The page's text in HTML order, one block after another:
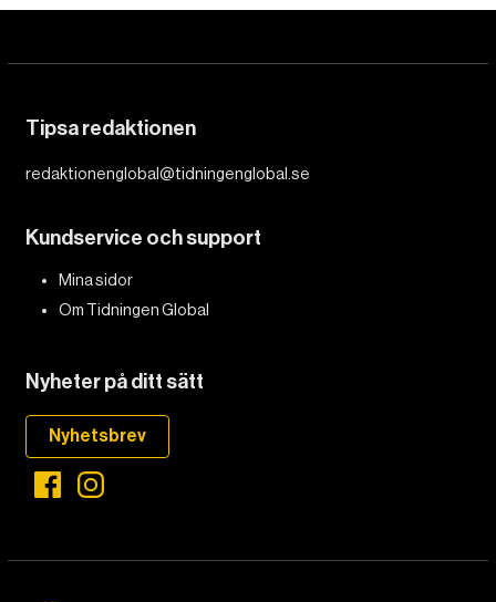
Tipsa redaktionen
redaktionenglobal@tidningenglobal.se
Kundservice och support
Mina sidor
Om Tidningen Global
Nyheter på ditt sätt
Nyhetsbrev